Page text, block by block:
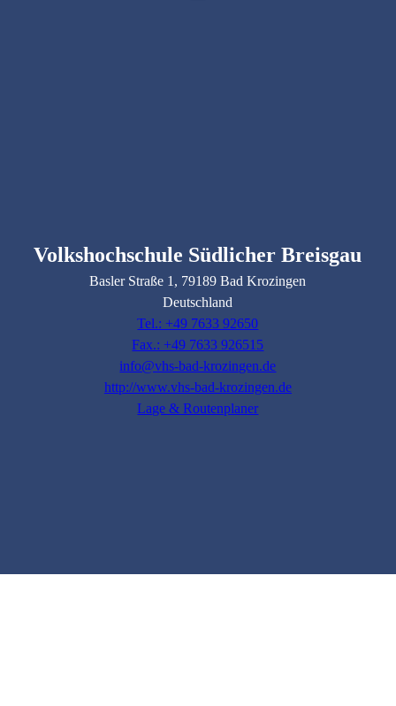
Volkshochschule Südlicher Breisgau
Basler Straße 1 , 79189Bad Krozingen
Deutschland
Tel.: +49 7633 92650
Fax.: +49 7633 926515
info@vhs-bad-krozingen.de
http://www.vhs-bad-krozingen.de
Lage & Routenplaner